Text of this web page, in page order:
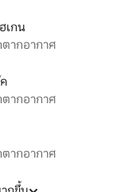
เกน
ากอากาศ
ากอากาศ
ากอากาศ